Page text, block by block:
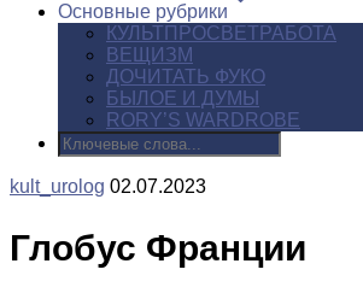
Основные рубрики
КУЛЬТПРОСВЕТРАБОТА
ВЕЩИЗМ
ДОЧИТАТЬ ФУКО
БЫЛОЕ И ДУМЫ
RORY’S WARDROBE
kult_urolog 02.07.2023
Глобус Франции